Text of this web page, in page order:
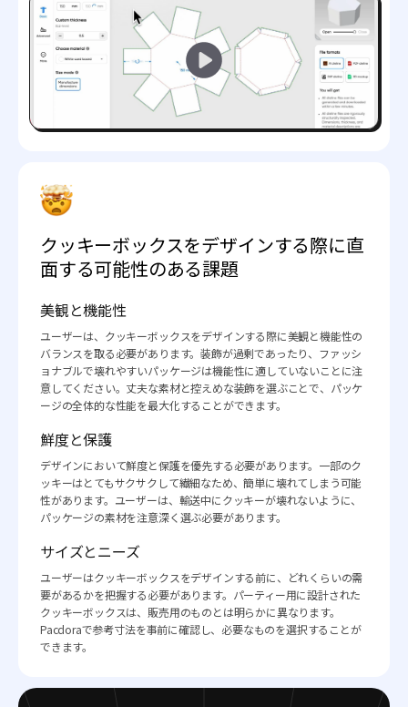
クッキーボックスをデザインする際に直
面する可能性のある課題
美観と機能性
ユーザーは、クッキーボックスをデザインする際に美観と機能性の
バランスを取る必要があります。装飾が過剰であったり、ファッシ
ョナブルで壊れやすいパッケージは機能性に適していないことに注
意してください。丈夫な素材と控えめな装飾を選ぶことで、パッケ
ージの全体的な性能を最大化することができます。
鮮度と保護
デザインにおいて鮮度と保護を優先する必要があります。一部のク
ッキーはとてもサクサクして繊細なため、簡単に壊れてしまう可能
性があります。ユーザーは、輸送中にクッキーが壊れないように、
パッケージの素材を注意深く選ぶ必要があります。
サイズとニーズ
ユーザーはクッキーボックスをデザインする前に、どれくらいの需
要があるかを把握する必要があります。パーティー用に設計された
クッキーボックスは、販売用のものとは明らかに異なります。
Pacdoraで参考寸法を事前に確認し、必要なものを選択することが
できます。